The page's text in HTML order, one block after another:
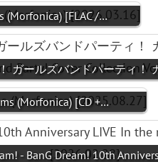
(Morfonica) [FLAC /…
ガールズバンドパーティ！
(Morfonica) [CD +…
- BanG Dream! 10th